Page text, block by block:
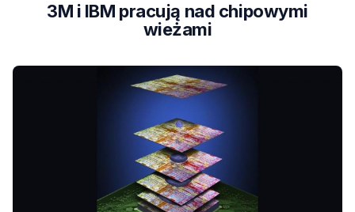
3M i IBM pracują nad chipowymi
wieżami